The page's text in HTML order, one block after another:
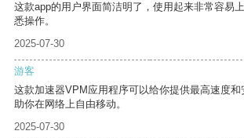
这款app的用户界面简洁明了，使用起来非常容易
悉操作。
2025-07-30
游客
这款加速器VPM应用程序可以给你提供最高速度
助你在网络上自由移动。
2025-07-30